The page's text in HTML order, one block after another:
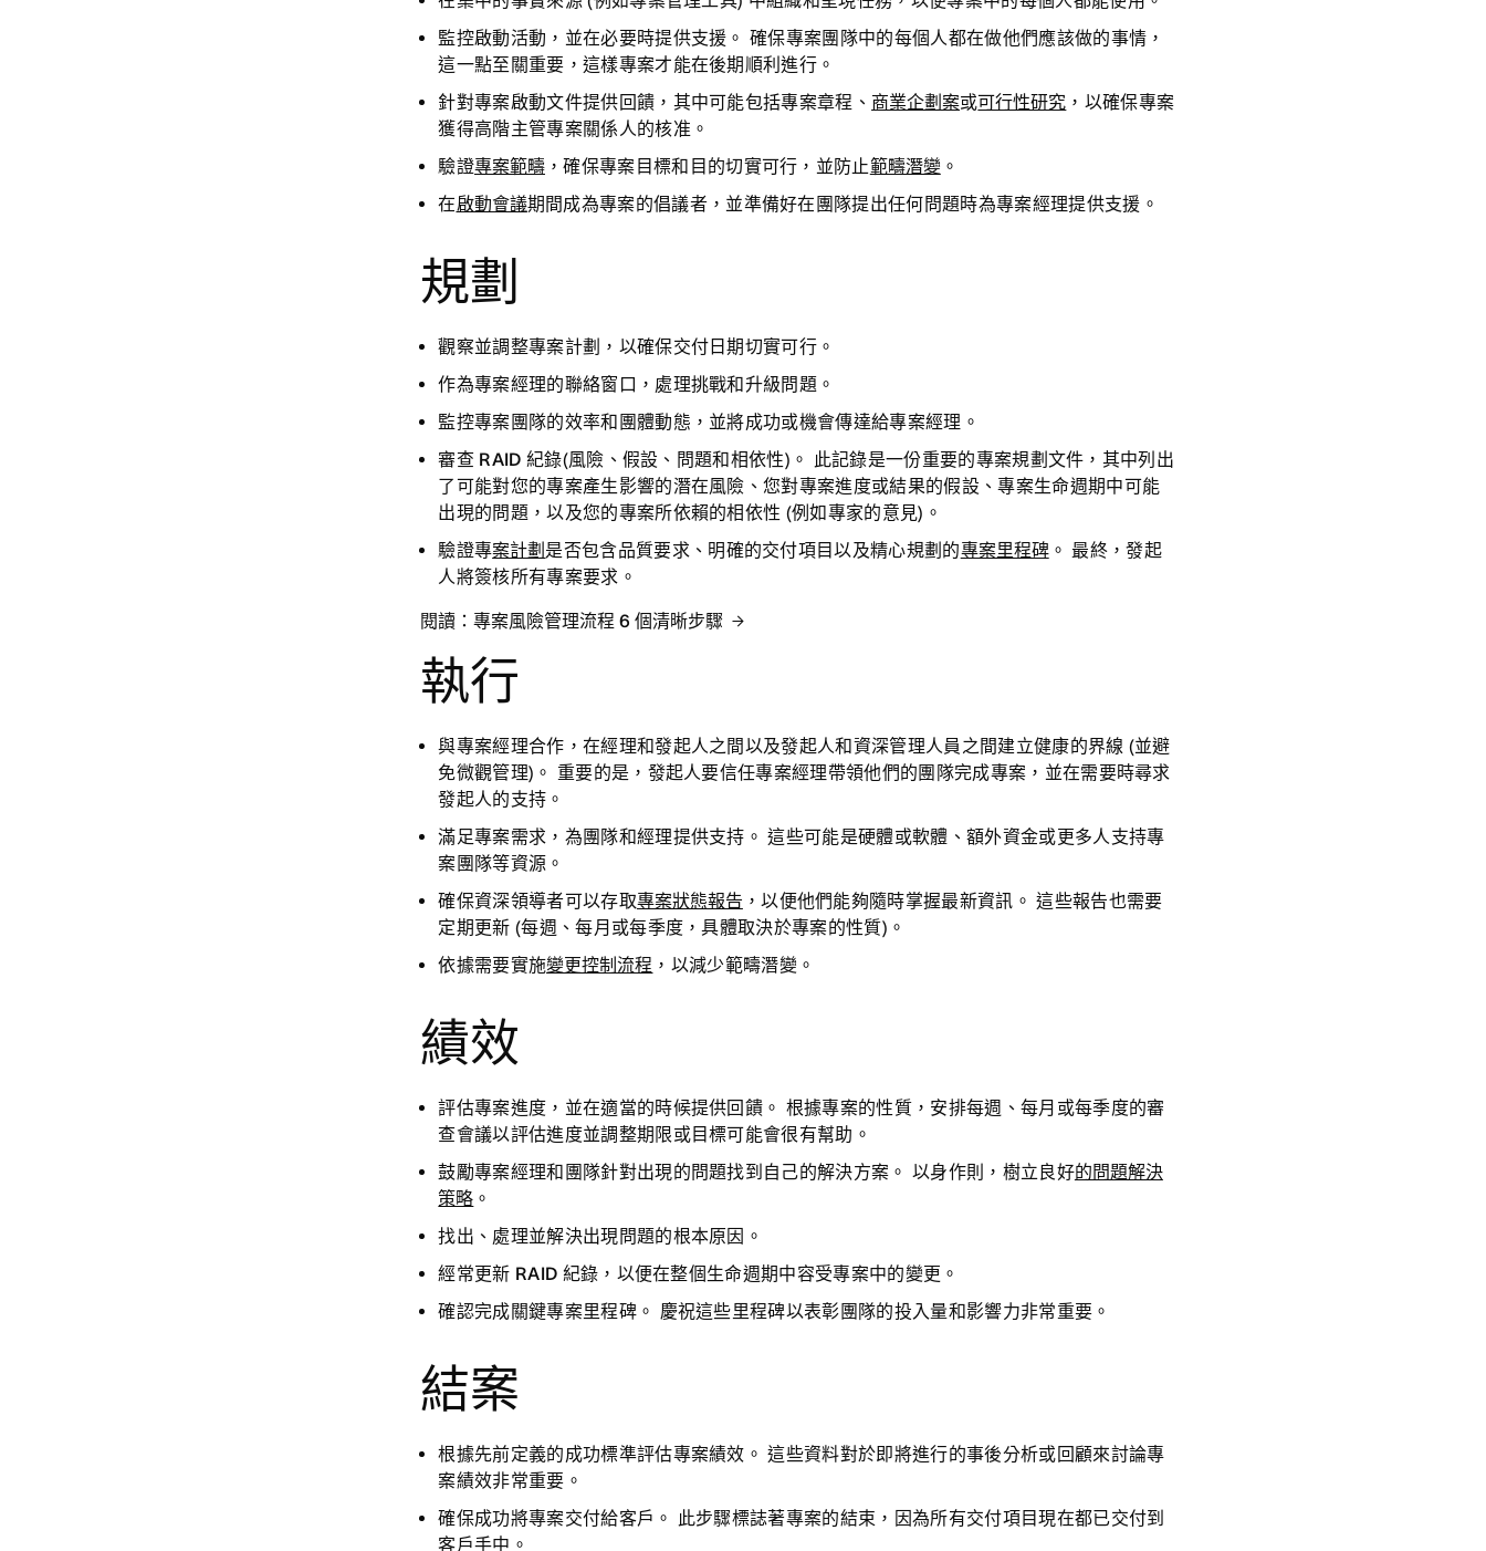
監控啟動活動 ，並在必要時提供支援。 確保專案團隊中的每個人都在做他們應該做的事情，
這一點至關重要，這樣專案才能在後期順利進行。
針對專案啟動文件提供回饋 ，其中可能包括專案章程、 商業企劃案或可行性研究 ，以確保專案
獲得高階主管專案關係人的核准。
驗證專案範疇 ，確保專案目標和目的切實可行，並防止範疇潛變 。
在啟動會議期間成為專案的倡議者，並準備好在團隊提出任何問題時為專案經理提供支援。
規劃
觀察並調整專案計劃 ，以確保交付日期切實可行。
作為專案經理的聯絡窗口 ，處理挑戰和升級問題。
監控專案團隊的效率和 團體動態，並將成功或機會傳達給專案經理。
審查 RAID 紀錄(風險、假設、問題和相依性)。 此記錄是一份重要的專案規劃文件，其中列出
了可能對您的專案產生影響的潛在風險、您對專案進度或結果的假設、專案生命週期中可能
出現的問題，以及您的專案所依賴的相依性 (例如專家的意見)。
驗證專案計劃 是否包含品質要求 、明確的交付項目以及精心規劃的專案里程碑。 最終，發起
人將簽核所有專案要求。
閱讀：專案風險管理流程 6 個清晰步驟
執行
與專案經理合作 ，在經理和發起人之間以及發起人和資深管理人員之間建立健康的界線 (並避
免微觀管理)。 重要的是，發起人要信任專案經理帶領他們的團隊完成專案，並在需要時尋求
發起人的支持。
滿足專案需求 ，為團隊和經理提供支持。 這些可能是硬體或軟體、額外資金或更多人支持專
案團隊等資源。
確保資深領導者可以存取專案狀態報告 ，以便他們能夠隨時掌握最新資訊。 這些報告也需要
定期更新 (每週、每月或每季度，具體取決於專案的性質)。
依據需要實施變更控制流程 ，以減少範疇潛變。
績效
評估專案進度 ，並在適當的時候提供回饋。 根據專案的性質，安排每週、每月或每季度的審
查會議以評估進度並調整期限或目標可能會很有幫助。
鼓勵專案經理和 團隊針對出現的問題找到自己的解決方案。 以身作則，樹立良好的問題解決
策略 。
找出、處理並解決出現問題的根本原因。
經常更新 RAID 紀錄 ，以便在整個生命週期中容受專案中的變更。
確認完成關鍵專案里程碑。 慶祝這些里程碑以表彰團隊的投入量和影響力非常重要。
結案
根據先前定義的成功標準評估專案績效 。 這些資料對於即將進行的事後分析或回顧來討論專
案績效非常重要。
確保成功將專案交付給客戶。 此步驟標誌著專案的結束，因為所有交付項目現在都已交付到
客戶手中。